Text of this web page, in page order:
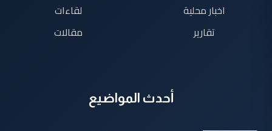
اخبار محلية
تقارير
لقاءات
مقالات
أحدث المواضيع